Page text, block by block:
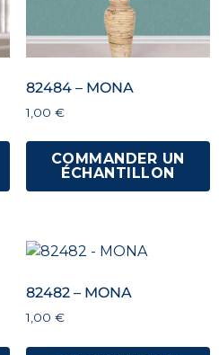
82484 – MONA
1,00 €
COMMANDER UN
ÉCHANTILLON
82482 – MONA
1,00 €